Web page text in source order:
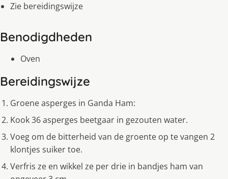
Zie bereidingswijze
Benodigdheden
Oven
Bereidingswijze
Groene asperges in Ganda Ham:
Kook 36 asperges beetgaar in gezouten water.
Voeg om de bitterheid van de groente op te vangen 2
klontjes suiker toe.
Verfris ze en wikkel ze per drie in bandjes ham van